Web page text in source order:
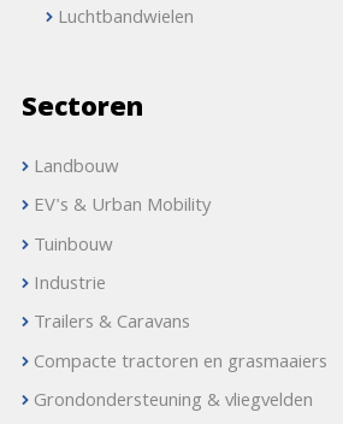
Luchtbandwielen
Sectoren
Landbouw
EV's & Urban Mobility
Tuinbouw
Industrie
Trailers & Caravans
Compacte tractoren en grasmaaiers
Grondondersteuning & vliegvelden